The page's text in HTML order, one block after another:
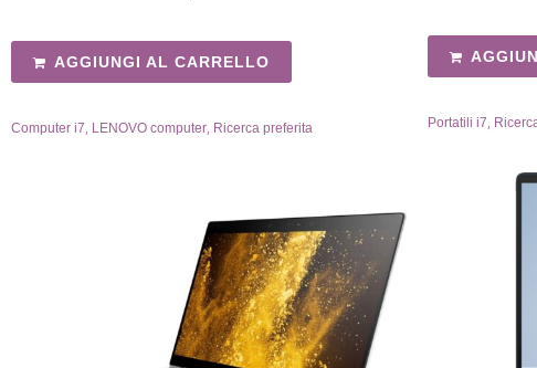
AGGIUNGI AL CARRELLO
Computer i7 LENOVO computer Ricerca preferita Portatili i7